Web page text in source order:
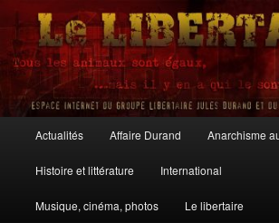
Aller
contenu
principal
Aller
contenu
secondaire
Le Libertaire
principal
Actualités Affaire Durand Anarchisme
Histoire et littérature International
Musique, cinéma, photos Le libertaire